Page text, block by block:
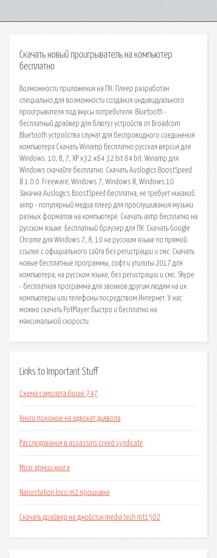
Скачать новый проигрыватель на компьютер
бесплатно
Возможности приложения на ПК. Плеер разработан
специально для возможности создания индивидуального
проигрывателя под вкусы потребителя. Bluetooth -
бесплатный драйвер для блютуз устройств от Broadcom.
Bluetooth устройства служат для беспроводного соединения
компьютера Скачать Winamp бесплатно русская версия для
Windows: 10, 8, 7, XP x32 x64 32 bit 64 bit. Winamp для
Windows скачайте бесплатно. Скачать Auslogics BoostSpeed
8.1.0.0. Freeware, Windows 7, Windows 8, Windows 10.
Закачка Auslogics BoostSpeed бесплатна, не требует никакой.
aimp - популярный медиа плеер для прослушивания музыки
разных форматов на компьютере. Скачать aimp бесплатно на
русском языке. Бесплатный браузер для ПК. Скачать Google
Chrome для Windows 7, 8, 10 на русском языке по прямой
ссылке с официального сайта без регистрации и смс. Скачать
новые бесплатные программы, софт и утилиты 2017 для
компьютера, на русском языке, без регистрации и смс. Skype
- бесплатная программа для звонков другим людям на их
компьютеры или телефоны посредством Интернет. У нас
можно скачать PotPlayer быстро и бесплатно на
максимальной скорости.
Links to Important Stuff
Схема самолета боинг 747
Книги похожие на адвокат дьявола
Расследования в assassins creed syndicate
Мозг армии книга
Nanostation loco m2 прошивка
Скачать драйвер на джойстик media tech mt1502